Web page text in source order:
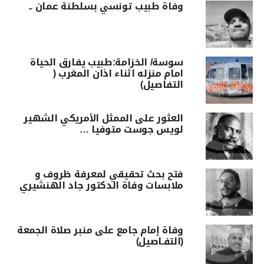
وفاة طبيب تونسي بسلطنة عمان ..
سوسة/ الخزامة:طبيب يفارق الحياة
امام منزله اثناء اذان المغرب (
التفاصيل)
العثور على الممثل الأمريكي الشهير
لويس جوست متوفيا …
فتح بحث تحقيقي لمعرفة ظروف و
ملابسات وفاة الدكتور جاد الهنشيري
وفاة إمام جامع على منبر صلاة الجمعة
(التفـاصيل)